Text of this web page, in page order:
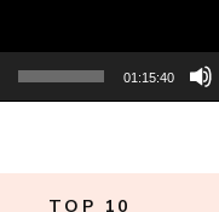
01:15:40
TOP 10